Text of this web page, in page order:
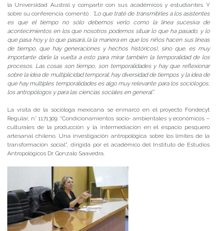
la Universidad Austral y compartir con sus académicos y estudiantes. Y
sobre su conferencia comentó : “Lo que traté de transmitirles a los asistentes
es que el tiempo no sólo debemos verlo como la línea sucesiva de
acontecimientos en los que nosotros podemos situar lo que ha pasado, y lo
que pasa hoy y lo que pasará…(a la manera en que los niños hacen sus líneas
de tiempo, que hay generaciones y hechos históricos), sino que, es muy
importante darle la vuelta a esto para mirar también la temporalidad de los
procesos. Las cosas son tiempo, son temporalidades y hay que reflexionar
sobre la idea de multiplicidad temporal; hay diversidad de tiempos y la idea de
que hay múltiples temporalidades es algo muy relevante para los sociólogos,
los antropólogos y para las ciencias sociales en general”.
La visita de la socióloga mexicana se enmarcó en el proyecto Fondecyt
Regular, n° 1171309: “Condicionamientos socio- ambientales y económicos –
culturales de la producción y la intermediación en el espacio pesquero
artesanal chileno. Una investigación antropológica sobre los límites de la
transformación social”, dirigida por el académico del Instituto de Estudios
Antropológicos Dr. Gonzalo Saavedra.